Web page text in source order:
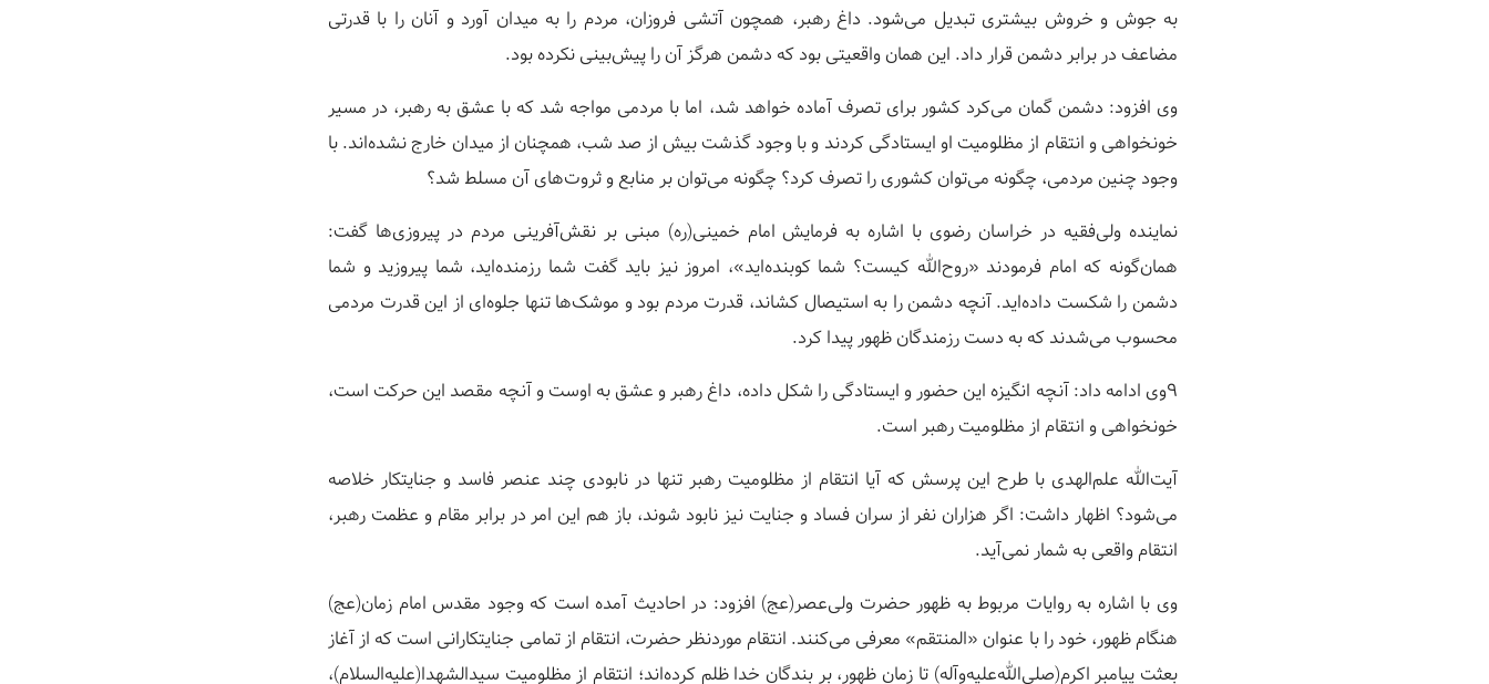
به جوش و خروش بیشتری تبدیل می‌شود. داغ رهبر، همچون آتشی فروزان، مردم را به میدان آورد و آنان را با قدرتی
مضاعف در برابر دشمن قرار داد. این همان واقعیتی بود که دشمن هرگز آن را پیش‌بینی نکرده بود.
وی افزود: دشمن گمان می‌کرد کشور برای تصرف آماده خواهد شد، اما با مردمی مواجه شد که با عشق به رهبر، در مسیر
خونخواهی و انتقام از مظلومیت او ایستادگی کردند و با وجود گذشت بیش از صد شب، همچنان از میدان خارج نشده‌اند. با
وجود چنین مردمی، چگونه می‌توان کشوری را تصرف کرد؟ چگونه می‌توان بر منابع و ثروت‌های آن مسلط شد؟
نماینده ولی‌فقیه در خراسان رضوی با اشاره به فرمایش امام خمینی(ره) مبنی بر نقش‌آفرینی مردم در پیروزی‌ها گفت:
همان‌گونه که امام فرمودند «روح‌الله کیست؟ شما کوبنده‌اید»، امروز نیز باید گفت شما رزمنده‌اید، شما پیروزید و شما
دشمن را شکست داده‌اید. آنچه دشمن را به استیصال کشاند، قدرت مردم بود و موشک‌ها تنها جلوه‌ای از این قدرت مردمی
محسوب می‌شدند که به دست رزمندگان ظهور پیدا کرد.
۹وی ادامه داد: آنچه انگیزه این حضور و ایستادگی را شکل داده، داغ رهبر و عشق به اوست و آنچه مقصد این حرکت است،
خونخواهی و انتقام از مظلومیت رهبر است.
آیت‌الله علم‌الهدی با طرح این پرسش که آیا انتقام از مظلومیت رهبر تنها در نابودی چند عنصر فاسد و جنایتکار خلاصه
می‌شود؟ اظهار داشت: اگر هزاران نفر از سران فساد و جنایت نیز نابود شوند، باز هم این امر در برابر مقام و عظمت رهبر،
انتقام واقعی به شمار نمی‌آید.
وی با اشاره به روایات مربوط به ظهور حضرت ولی‌عصر(عج) افزود: در احادیث آمده است که وجود مقدس امام زمان(عج)
هنگام ظهور، خود را با عنوان «المنتقم» معرفی می‌کنند. انتقام موردنظر حضرت، انتقام از تمامی جنایتکارانی است که از آغاز
بعثت پیامبر اکرم(صلی‌الله‌علیه‌وآله) تا زمان ظهور، بر بندگان خدا ظلم کرده‌اند؛ انتقام از مظلومیت سیدالشهدا(علیه‌السلام)،